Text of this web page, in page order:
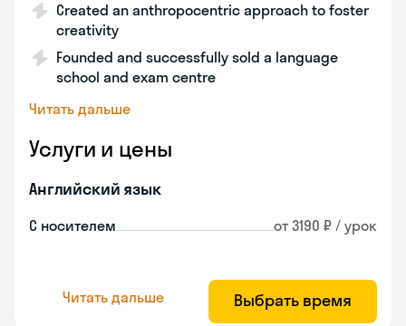
Created an anthropocentric approach to foster
creativity
Founded and successfully sold a language
school and exam centre
Читать дальше
Услуги и цены
Английский язык
С носителем от 3190 ₽ / урок
Читать дальше Выбрать время